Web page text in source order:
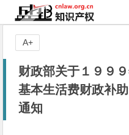
财政部关于１９９
基本生活费财政补
通知
A+